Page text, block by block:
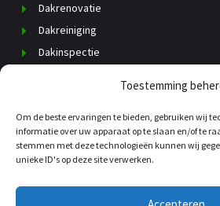
Toestemming
Om de beste ervaringen te bieden, gebruiken wij
informatie over uw apparaat op te slaan en/of te
stemmen met deze technologieën kunnen wij
unieke ID's op deze site verwerken.
Dakrenovatie
Dakreiniging
Dakinspectie
Daklekkage
Dakisolatie
Dakgoten
Kosten dakdekker